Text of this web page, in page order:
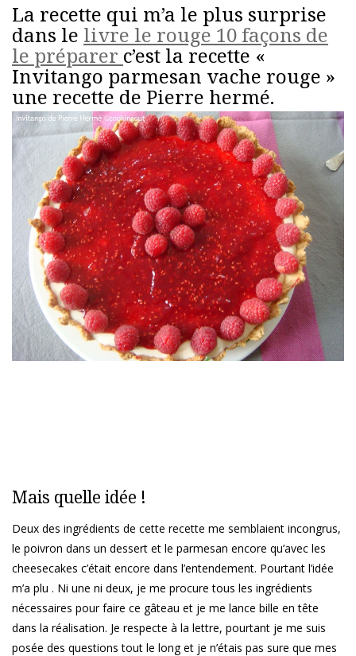
La recette qui m’a le plus surprise
dans le livre le rouge 10 façons de
le préparer c’est la recette «
Invitango parmesan vache rouge »
une recette de Pierre hermé.
Mais quelle idée !
Deux des ingrédients de cette recette me semblaient incongrus,
le poivron dans un dessert et le parmesan encore qu’avec les
cheesecakes c’était encore dans l’entendement. Pourtant l’idée
m’a plu . Ni une ni deux, je me procure tous les ingrédients
nécessaires pour faire ce gâteau et je me lance bille en tête
dans la réalisation. Je respecte à la lettre, pourtant je me suis
posée des questions tout le long et je n’étais pas sure que mes